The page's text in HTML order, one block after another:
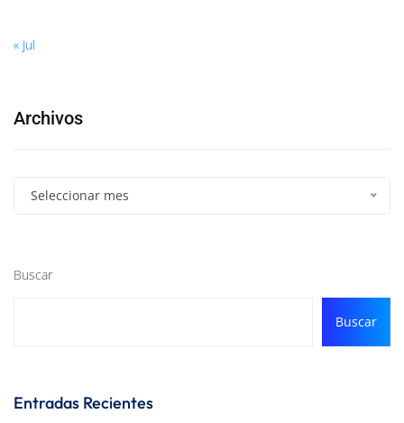
« Jul
Archivos
Seleccionar mes
Buscar
Buscar
Entradas Recientes